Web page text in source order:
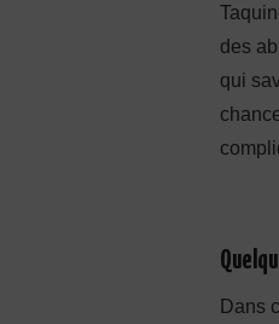
des
qui
Dans